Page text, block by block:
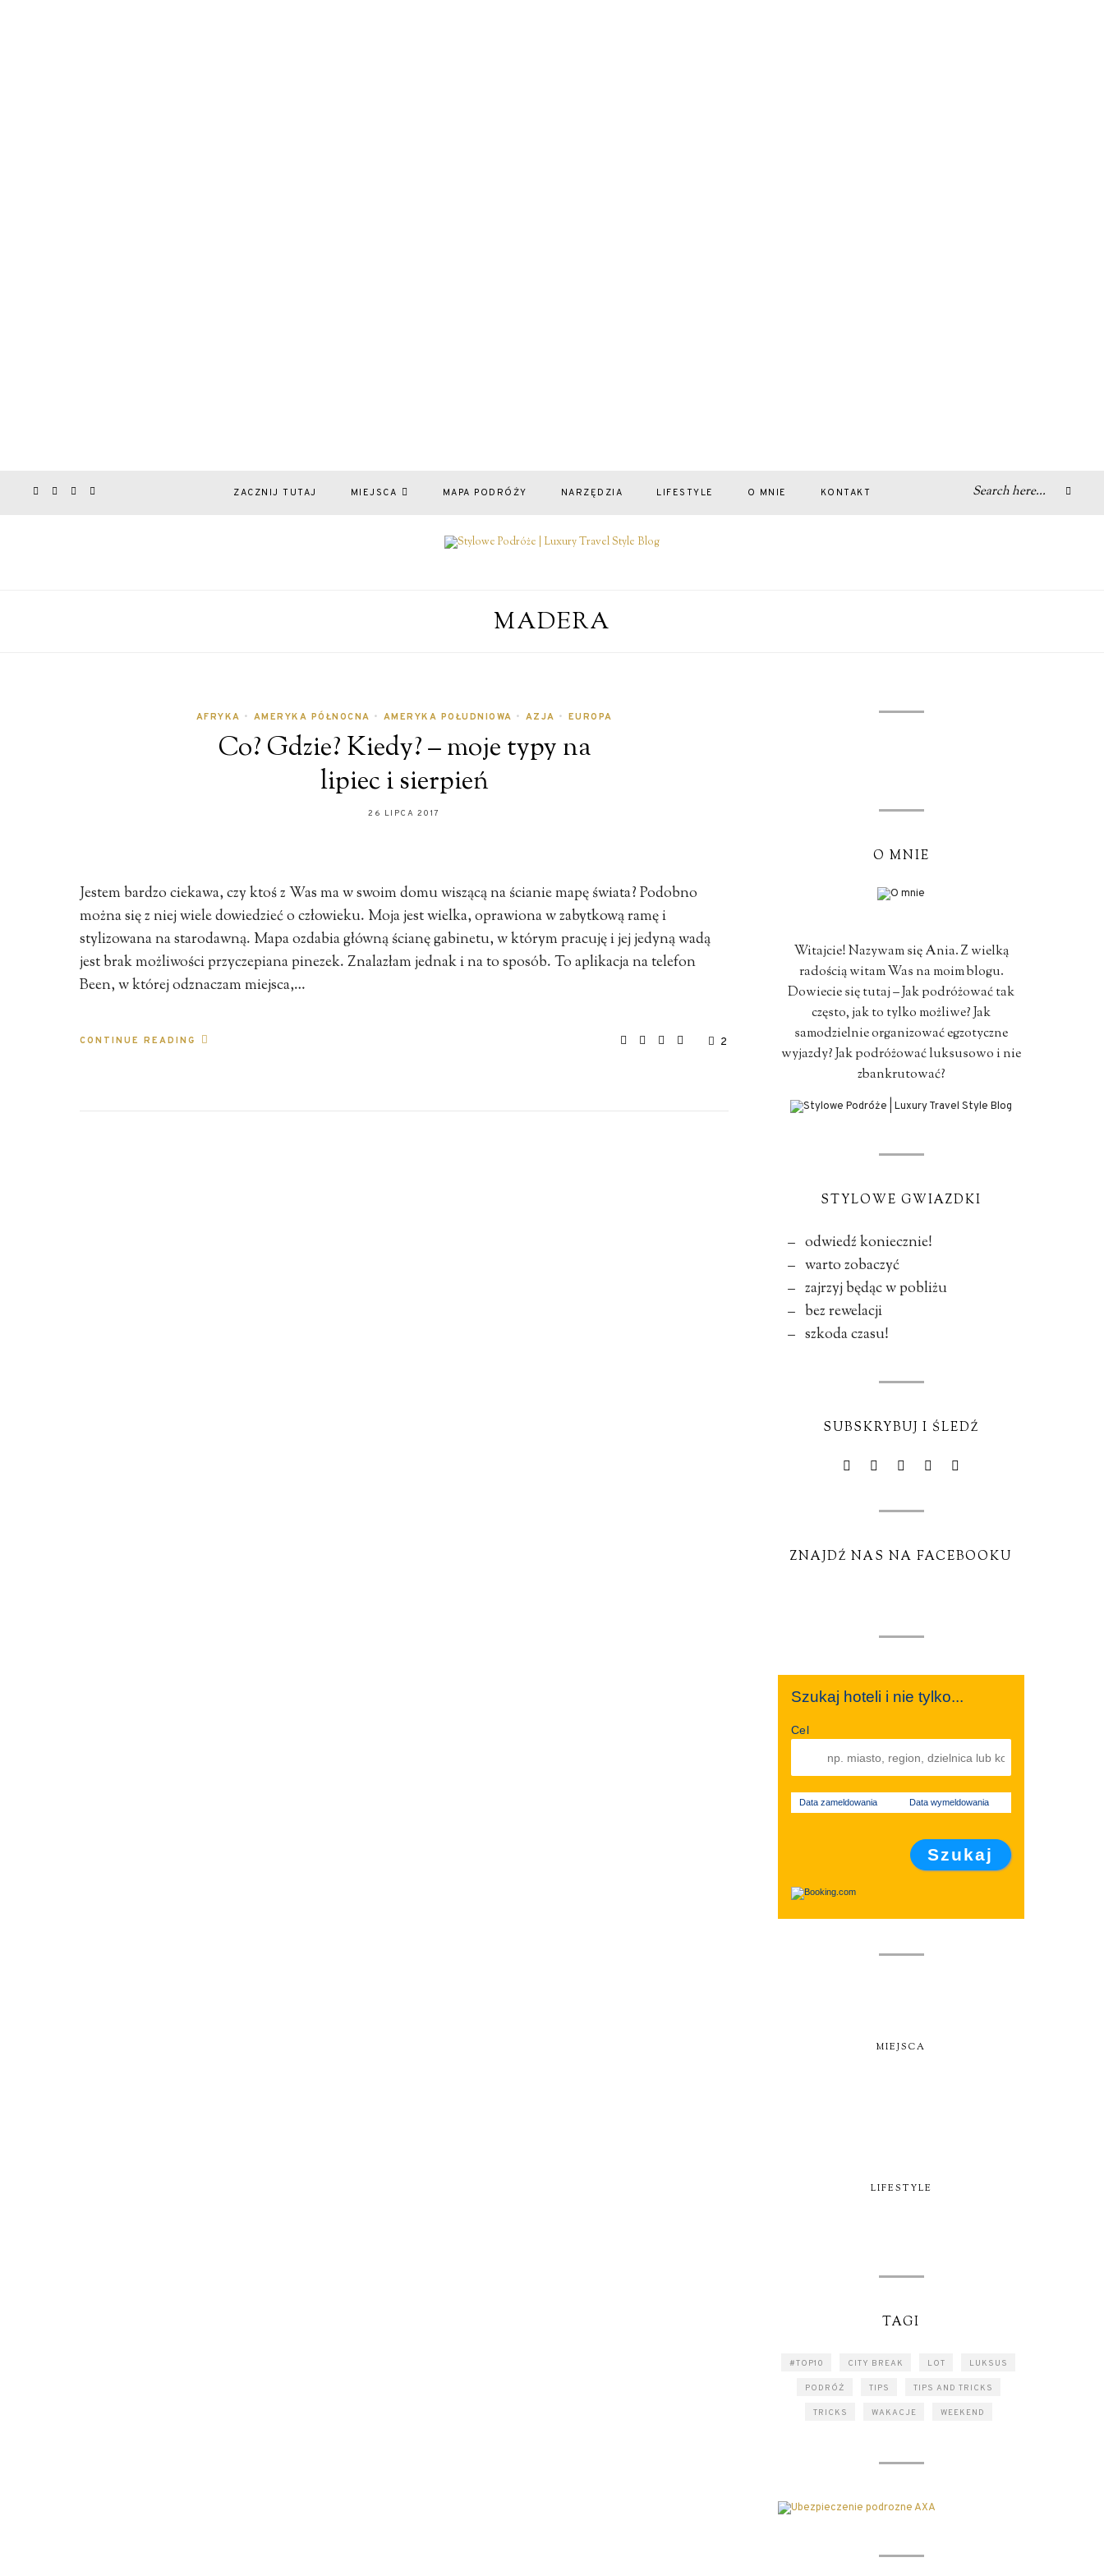
ZACZNIJ TUTAJ MIEJSCA MAPA PODRÓŻY NARZĘDZIA LIFESTYLE O MNIE KONTAKT
MADERA
AFRYKA • AMERYKA PÓŁNOCNA • AMERYKA POŁUDNIOWA • AZJA • EUROPA
Co? Gdzie? Kiedy? – moje typy na
lipiec i sierpień
26 LIPCA 2017
Jestem bardzo ciekawa, czy ktoś z Was ma w swoim domu wiszącą na ścianie mapę świata? Podobno
można się z niej wiele dowiedzieć o człowieku. Moja jest wielka, oprawiona w zabytkową ramę i
stylizowana na starodawną. Mapa ozdabia główną ścianę gabinetu, w którym pracuję i jej jedyną wadą
jest brak możliwości przyczepiana pinezek. Znalazłam jednak i na to sposób. To aplikacja na telefon
Been, w której odznaczam miejsca,…
CONTINUE READING 2
O MNIE
Witajcie! Nazywam się Ania. Z wielką
radością witam Was na moim blogu.
Dowiecie się tutaj – Jak podróżować tak
często, jak to tylko możliwe? Jak
samodzielnie organizować egzotyczne
wyjazdy? Jak podróżować luksusowo i nie
zbankrutować?
STYLOWE GWIAZDKI
– odwiedź koniecznie!
– warto zobaczyć
– zajrzyj będąc w pobliżu
– bez rewelacji
– szkoda czasu!
SUBSKRYBUJ I ŚLEDŹ
ZNAJDŹ NAS NA FACEBOOKU
Szukaj hoteli i nie tylko...
Cel
Data zameldowania Data wymeldowania
MIEJSCA
LIFESTYLE
TAGI
#TOP10 CITY BREAK LOT LUKSUS
PODRÓŻ TIPS TIPS AND TRICKS
TRICKS WAKACJE WEEKEND